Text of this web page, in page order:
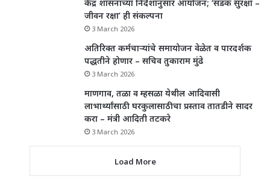
केंद्र शासनाच्या निर्देशानुसार आयोजन; ‘सडक सुरक्षा –
जीवन रक्षा’ ही संकल्पना
3 March 2026
अतिरिक्त कर्मचाऱ्यांचे समायोजन वेळेत व पारदर्शक
पद्धतीने होणार – सचिव तुकाराम मुंढे
3 March 2026
माणगाव, तळा व म्हसळा येथील आदिवासी
लाभार्थ्यांसाठी घरकुलासाठीचा प्रस्ताव तातडीने सादर
करा – मंत्री आदिती तटकरे
3 March 2026
Load More